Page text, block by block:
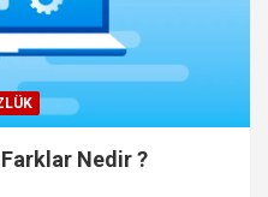
Nedir ?